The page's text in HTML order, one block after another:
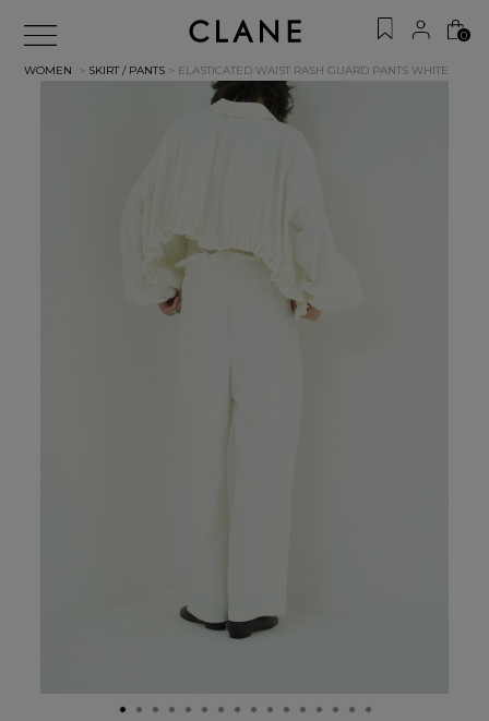
0
WOMEN > SKIRT / PANTS > ELASTICATED WAIST RASH GUARD PANTS WHITE